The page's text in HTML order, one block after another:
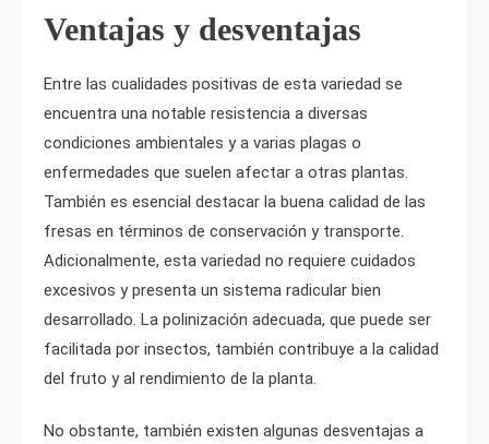
Ventajas y desventajas
Entre las cualidades positivas de esta variedad se
encuentra una notable resistencia a diversas
condiciones ambientales y a varias plagas o
enfermedades que suelen afectar a otras plantas.
También es esencial destacar la buena calidad de las
fresas en términos de conservación y transporte.
Adicionalmente, esta variedad no requiere cuidados
excesivos y presenta un sistema radicular bien
desarrollado. La polinización adecuada, que puede ser
facilitada por insectos, también contribuye a la calidad
del fruto y al rendimiento de la planta.
No obstante, también existen algunas desventajas a